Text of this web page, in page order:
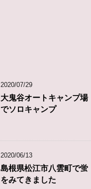
2020/07/29
大鬼谷オートキャンプ場
でソロキャンプ
2020/06/13
島根県松江市八雲町で蛍
をみてきました